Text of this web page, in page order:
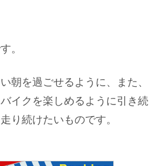
。
朝を過ごせるように、また、
イクを楽しめるように引き続
り続けたいものです。